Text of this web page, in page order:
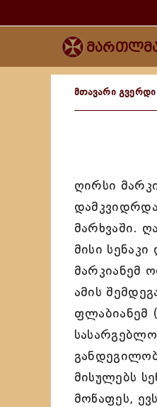
მთავარი გვერდი
ღირსი
მარხვაში.
მისი
მარკიანემ
ამის
ფლაბიანემ
მისულებს
მოწაფეს,